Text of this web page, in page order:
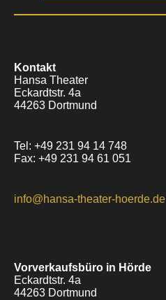
Kontakt
Hansa Theater
Eckardtstr. 4a
44263 Dortmund
Tel: +49 231 94 14 748
Fax: +49 231 94 61 051
info@hansa-theater-hoerde.de
Vorverkaufsbüro in Hörde
Eckardtstr. 4a
44263 Dortmund